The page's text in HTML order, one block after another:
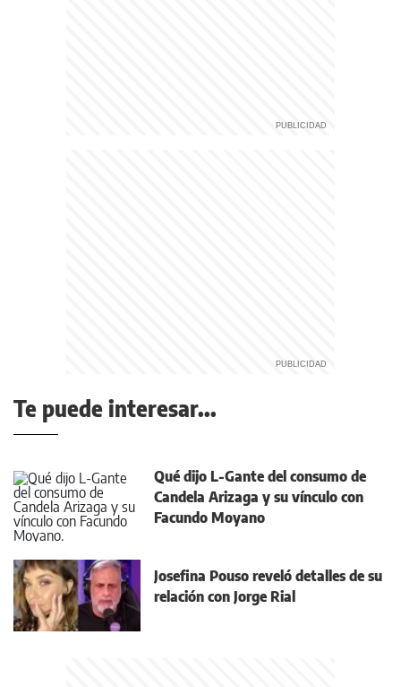
Te puede interesar...
Qué dijo L-Gante del consumo de
Candela Arizaga y su vínculo con
Facundo Moyano
Josefina Pouso reveló detalles de su
relación con Jorge Rial